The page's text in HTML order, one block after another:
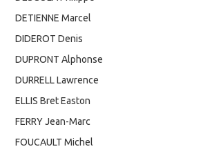
DETIENNE Marcel
DIDEROT Denis
DUPRONT Alphonse
DURRELL Lawrence
ELLIS Bret Easton
FERRY Jean-Marc
FOUCAULT Michel